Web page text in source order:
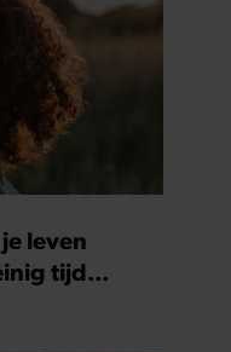
leven
tijd